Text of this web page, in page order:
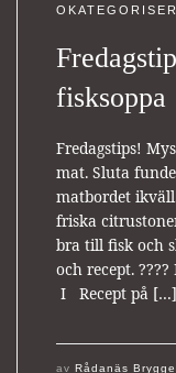
fisksoppa
Fredagstips!
mat. Sluta
matbordet
friska
bra till fisk och
och recept.
I Recept på […]
av Rådanäs